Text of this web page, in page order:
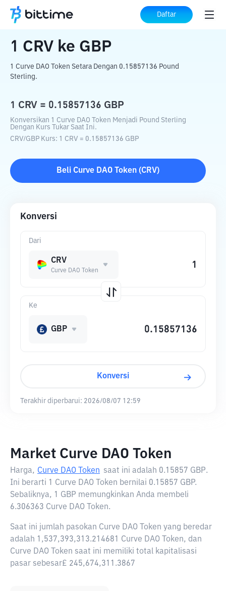
Daftar
Beranda Konverter Kripto ke GBP
1 CRV ke GBP
1 Curve DAO Token Setara Dengan 0.15857136 Pound
Sterling.
1 CRV = 0.15857136 GBP
Konversikan 1 Curve DAO Token Menjadi Pound Sterling
Dengan Kurs Tukar Saat Ini.
CRV/GBP Kurs: 1 CRV = 0.15857136 GBP
Beli Curve DAO Token (CRV)
Konversi
Dari
CRV
Curve DAO Token
Ke
GBP
Konversi
Terakhir diperbarui: 2026/08/07 12:59
Market Curve DAO Token
Harga, Curve DAO Token saat ini adalah 0.15857 GBP.
Ini berarti 1 Curve DAO Token bernilai 0.15857 GBP.
Sebaliknya, 1 GBP memungkinkan Anda membeli
6.306363 Curve DAO Token.
Saat ini jumlah pasokan Curve DAO Token yang beredar
adalah 1,537,393,313.214681 Curve DAO Token, dan
Curve DAO Token saat ini memiliki total kapitalisasi
pasar sebesar£ 245,674,311.3867